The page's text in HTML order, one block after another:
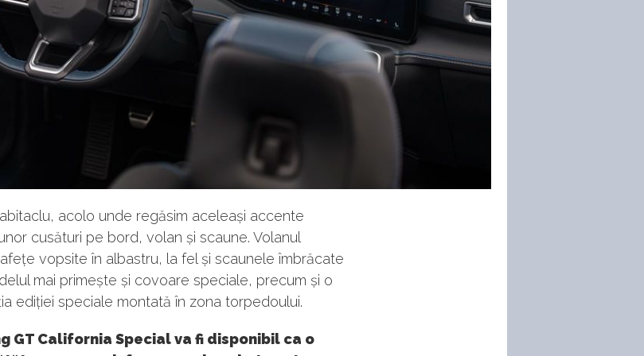
acolo unde regăsim aceleași accente
cusături pe bord, volan și scaune. Volanul
vopsite în albastru, la fel și scaunele îmbrăcate
mai primește și covoare speciale, precum și o
ediției speciale montată în zona torpedoului.
GT California Special va fi disponibil ca o